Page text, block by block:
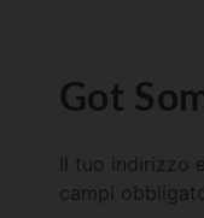
Got
Il tuo indirizzo
campi